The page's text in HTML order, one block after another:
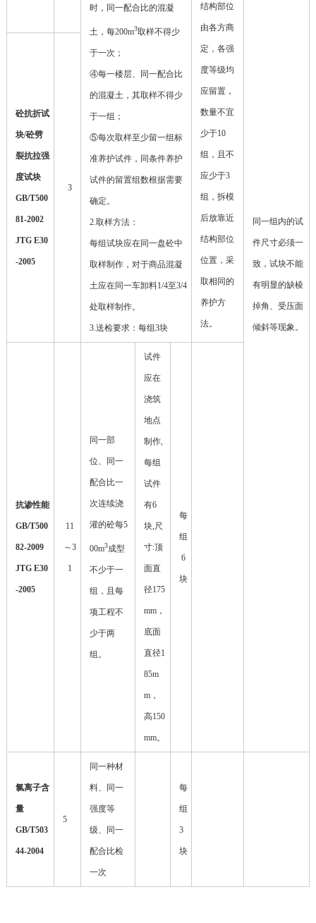
时，同一配合比的混凝
土，每200m3取样不得少
于一次；
④每一楼层、同一配合比
的混凝土，其取样不得少
于一组；
⑤每次取样至少留一组标
准养护试件，同条件养护
试件的留置组数根据需要
确定。
2.取样方法：
每组试块应在同一盘砼中
取样制作，对于商品混凝
土应在同一车卸料1/4至3/4
处取样制作。
3.送检要求：每组3块
结构部位
由各方商
定，各强
度等级均
应留置，
数量不宜
少于10
组，且不
应少于3
组，拆模
后放靠近
结构部位
位置，采
取相同的
养护方
法。
同一组内的试
件尺寸必须一
致，试块不能
有明显的缺棱
掉角、受压面
倾斜等现象。
砼抗折试
块/砼劈
裂抗拉强
度试块
GB/T500
81-2002
JTG E30
-2005
3
抗渗性能
GB/T500
82-2009
JTG E30
-2005
11
～3
1
同一部
位、同一
配合比一
次连续浇
灌的砼每5
00m3成型
不少于一
组，且每
项工程不
少于两
组。
试件
应在
浇筑
地点
制作,
每组
试件
有6
块,尺
寸:顶
面直
径175
mm，
底面
直径1
85m
m，
高150
mm。
每
组
6
块
氯离子含
量
GB/T503
44-2004
5
同一种材
料、同一
强度等
级、同一
配合比检
一次
每
组
3
块